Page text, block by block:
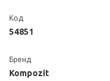
Код
54851
Бренд
Kompozit